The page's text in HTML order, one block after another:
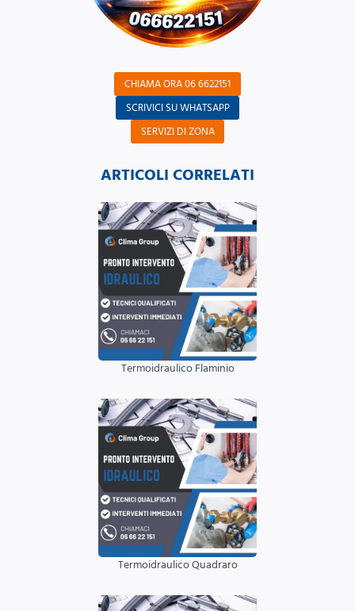
CHIAMA ORA 06 6622151
SCRIVICI SU WHATSAPP
SERVIZI DI ZONA
ARTICOLI CORRELATI
Termoidraulico Flaminio
Termoidraulico Quadraro